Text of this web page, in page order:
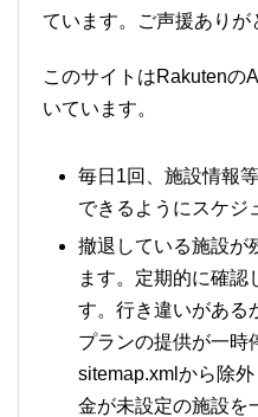
ています。ご声援ありが
このサイトはRakutenの
いています。
毎日1回、施設情報
できるようにスケジ
撤退している施設が
ます。定期的に確認
す。行き違いがある
プランの提供が一時
sitemap.xmlから除
金が未設定の施設を